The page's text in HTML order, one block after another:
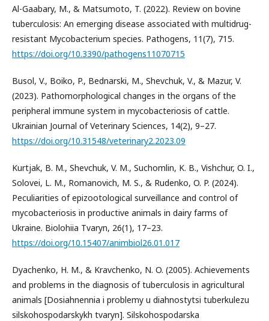
Al-Gaabary, M., & Matsumoto, T. (2022). Review on bovine
tuberculosis: An emerging disease associated with multidrug-
resistant Mycobacterium species. Pathogens, 11(7), 715.
https://doi.org/10.3390/pathogens11070715
Busol, V., Boiko, P., Bednarski, M., Shevchuk, V., & Mazur, V.
(2023). Pathomorphological changes in the organs of the
peripheral immune system in mycobacteriosis of cattle.
Ukrainian Journal of Veterinary Sciences, 14(2), 9–27.
https://doi.org/10.31548/veterinary2.2023.09
Kurtjak, B. M., Shevchuk, V. M., Suchomlin, K. B., Vishchur, O. I.,
Solovei, L. M., Romanovich, M. S., & Rudenko, O. P. (2024).
Peculiarities of epizootological surveillance and control of
mycobacteriosis in productive animals in dairy farms of
Ukraine. Biolohiia Tvaryn, 26(1), 17–23.
https://doi.org/10.15407/animbiol26.01.017
Dyachenko, H. M., & Kravchenko, N. O. (2005). Achievements
and problems in the diagnosis of tuberculosis in agricultural
animals [Dosiahnennia i problemy u diahnostytsi tuberkulezu
silskohospodarskykh tvaryn]. Silskohospodarska